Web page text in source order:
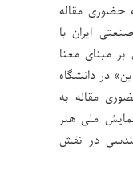
شفیق/ ۱۳۹۱، ارایه حضوری مقاله
ایران با
بر مبنای معنا
در دانشگاه
ارایه حضوری مقاله به
ملی هنر
در نقش